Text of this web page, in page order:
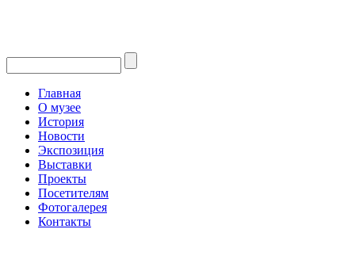
Главная
О музее
История
Новости
Экспозиция
Выставки
Проекты
Посетителям
Фотогалерея
Контакты